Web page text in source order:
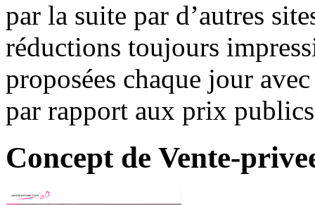
par la suite par d’autres
réductions toujours
proposées chaque jour
par rapport aux prix
Concept de Vente-